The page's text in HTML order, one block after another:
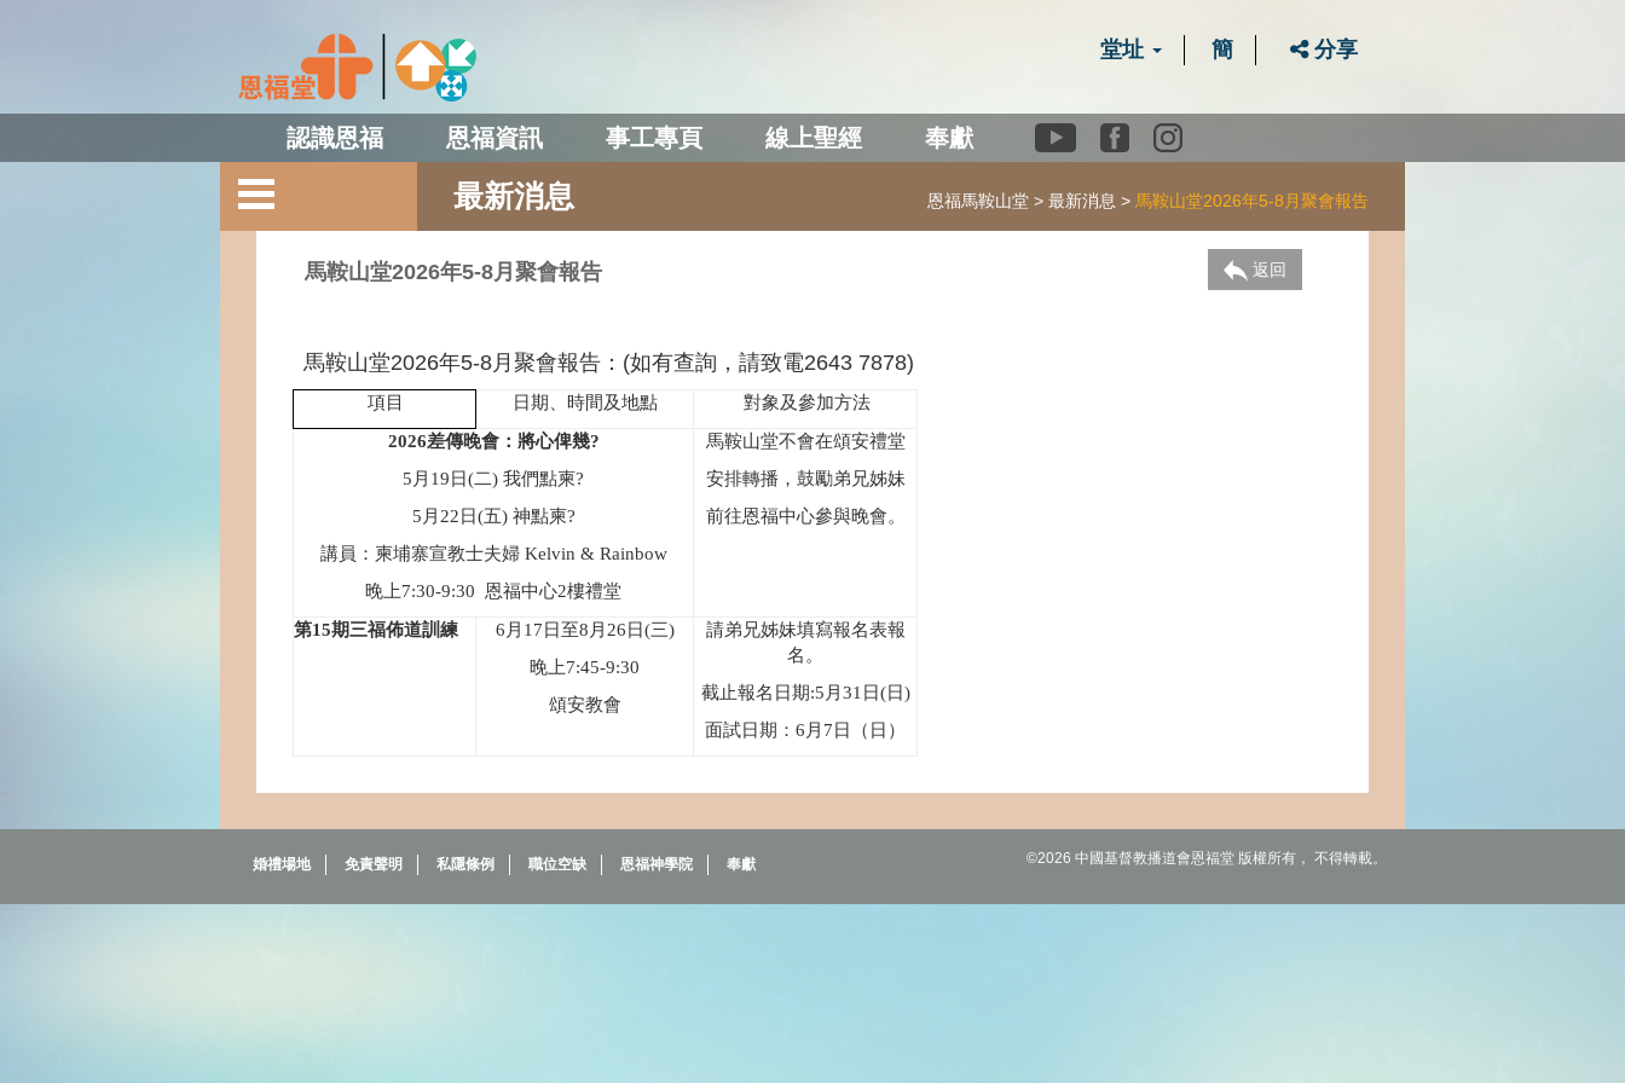
堂址 簡 分享
認識恩福 恩福資訊 事工專頁 線上聖經 奉獻
YoutubeFacebook
最新消息 恩福馬鞍山堂 最新消息 馬鞍山堂2026年5-8月聚會報告
馬鞍山堂2026年5-8月聚會報告 返回
馬鞍山堂2026年5-8月聚會報告：(如有查詢，請致電2643 7878)
項目 日期、時間及地點
對象及參加方法
2026差傳晚會：將心俾幾?
5 月 19 日(二) 我們點柬?
5 月 22 日(五) 神點柬?
講員：柬埔寨宣教士夫婦Kelvin & Rainbow
晚上7:30-9:30 恩福中心2樓禮堂
馬鞍山堂不會在頌安禮堂
安排轉播，鼓勵弟兄姊妹
前往恩福中心參與晚會。
第15期三福佈道訓練 6 月 17 日至8 月 26 日(三)
晚上7:45-9:30
頌安教會
請弟兄姊妹填寫報名表報
名。
截止報名日期:5 月 31 日(日)
面試日期： 6 月 7 日（日）
婚禮場地 免責聲明 私隱條例 職位空缺 恩福神學院 奉獻 ©2026 中國基督教播道會恩福堂 版權所有， 不得轉載。